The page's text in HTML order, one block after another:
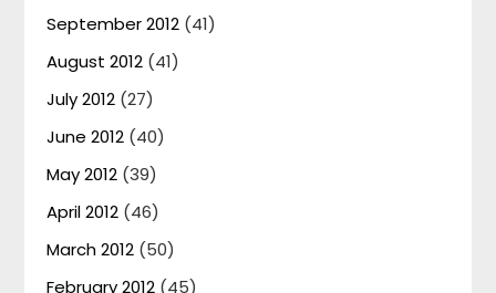
September 2012 (41)
August 2012 (41)
July 2012 (27)
June 2012 (40)
May 2012 (39)
April 2012 (46)
March 2012 (50)
February 2012 (45)